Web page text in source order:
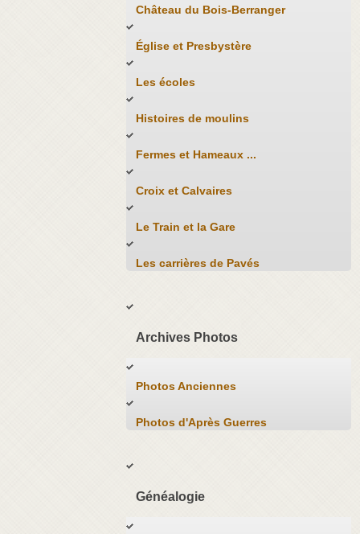
Château du Bois-Berranger
Église et Presbystère
Les écoles
Histoires de moulins
Fermes et Hameaux ...
Croix et Calvaires
Le Train et la Gare
Les carrières de Pavés
Archives Photos
Photos Anciennes
Photos d'Après Guerres
Généalogie